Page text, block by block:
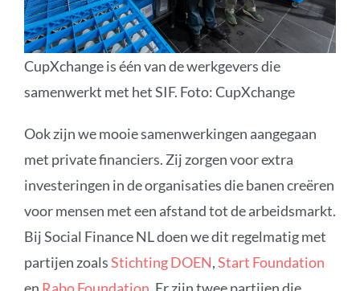
CupXchange is één van de werkgevers die
samenwerkt met het SIF. Foto: CupXchange
Ook zijn we mooie samenwerkingen aangegaan
met private financiers. Zij zorgen voor extra
investeringen in de organisaties die banen creëren
voor mensen met een afstand tot de arbeidsmarkt.
BijSocial Finance NL doen we dit regelmatigmet
partijen zoalsStichting DOEN,Start Foundation